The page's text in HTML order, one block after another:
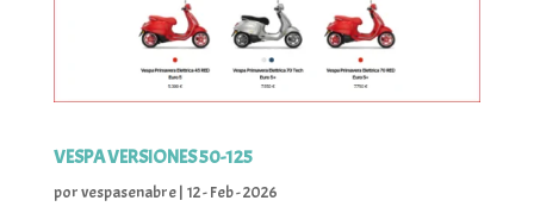
VESPA VERSIONES 50-125
porvespasenabre| 12 - Feb - 2026